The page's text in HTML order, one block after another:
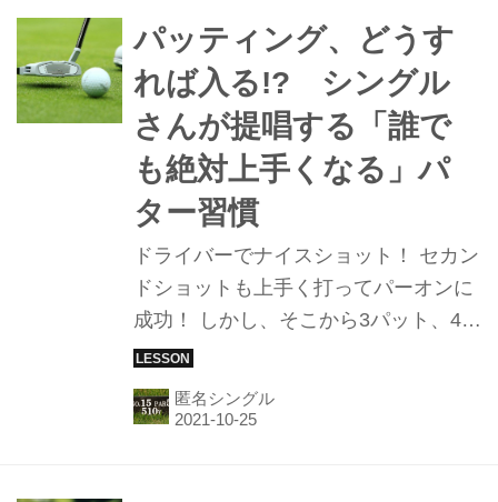
パッティング、どうす
れば入る!? シングル
さんが提唱する「誰で
も絶対上手くなる」パ
ター習慣
ドライバーでナイスショット！ セカン
ドショットも上手く打ってパーオンに
成功！ しかし、そこから3パット、4パ
ットしてしまってはスコアはまとまら
ない。どうすれば距離感が合うのか？
どうすれば入るのか？ 関東在住匿名5
匿名シングル